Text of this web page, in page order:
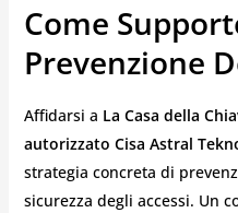
Come
Prevenzione
Affidarsi a La Casa della
autorizzato Cisa Astral
strategia concreta di
sicurezza degli accessi. Un